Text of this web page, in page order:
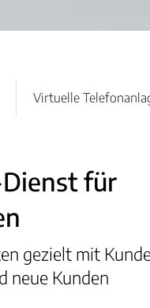
Virtuelle
für
gezielt mit
neue Kunden